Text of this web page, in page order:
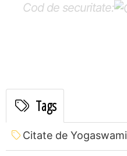
Cod de securitate:
Tags
Citate de Yogaswami